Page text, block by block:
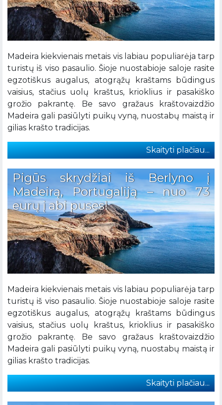
Madeira kiekvienais metais vis labiau populiarėja tarp
turistų iš viso pasaulio. Šioje nuostabioje saloje rasite
egzotiškus augalus, atogrąžų kraštams būdingus
vaisius, stačius uolų kraštus, krioklius ir pasakiško
grožio pakrantę. Be savo gražaus kraštovaizdžio
Madeira gali pasiūlyti puikų vyną, nuostabų maistą ir
gilias krašto tradicijas.
Skaityti plačiau...
Pigūs skrydžiai iš Berlyno į
Madeirą, Portugaliją – nuo 73
eurų į abi puses!
Madeira kiekvienais metais vis labiau populiarėja tarp
turistų iš viso pasaulio. Šioje nuostabioje saloje rasite
egzotiškus augalus, atogrąžų kraštams būdingus
vaisius, stačius uolų kraštus, krioklius ir pasakiško
grožio pakrantę. Be savo gražaus kraštovaizdžio
Madeira gali pasiūlyti puikų vyną, nuostabų maistą ir
gilias krašto tradicijas.
Skaityti plačiau...